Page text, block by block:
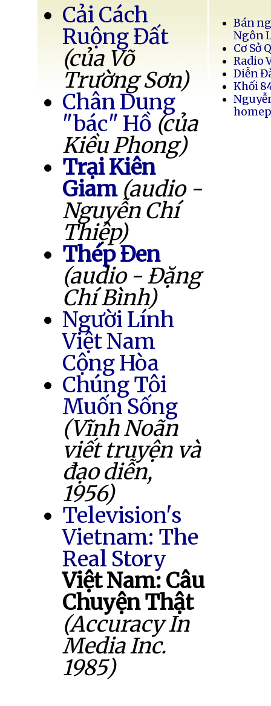
Cải Cách
Ruộng Đất
(của Võ
Trường Sơn)
Chân Dung
"bác" Hồ (của
Kiều Phong)
Trại Kiên
Giam (audio -
Nguyễn Chí
Thiệp)
Thép Đen
(audio - Đặng
Chí Bình)
Người Lính
Việt Nam
Cộng Hòa
Chúng Tôi
Muốn Sống
(Vĩnh Noãn
viết truyện và
đạo diễn,
1956)
Television's
Vietnam: The
Real Story
Việt Nam: Câu
Chuyện Thật
(Accuracy In
Media Inc.
1985)
Bán
Ngôn
Cơ Sở
Radio
Diễn
Khối